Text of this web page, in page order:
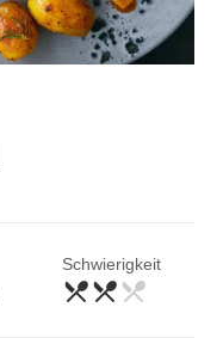
Schwierigkeit
mittel
restaurant_menurestaurant_menu restaurant_menu